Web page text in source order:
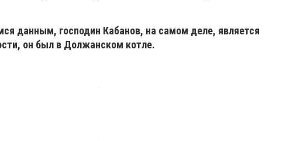
данным, господин Кабанов, на самом деле, является
он был в Должанском котле.